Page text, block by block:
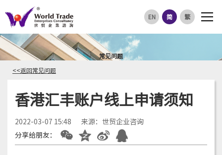
EN 简 繁
常见问题
<<返回常见问题
香港汇丰账户线上申请须知
2022-03-07 15:48
来源：世贸企业咨询
分享给朋友：